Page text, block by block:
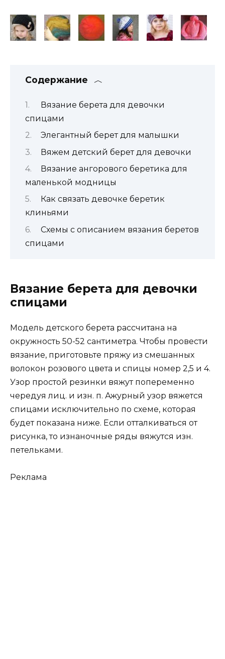
Содержание
Вязание берета для девочки
спицами
Элегантный берет для малышки
Вяжем детский берет для девочки
Вязание ангорового беретика для
маленькой модницы
Как связать девочке беретик
клиньями
Схемы с описанием вязания беретов
спицами
Вязание берета для девочки
спицами
Модель детского берета рассчитана на
окружность 50-52 сантиметра. Чтобы провести
вязание, приготовьте пряжу из смешанных
волокон розового цвета и спицы номер 2,5 и 4.
Узор простой резинки вяжут попеременно
чередуя лиц. и изн. п. Ажурный узор вяжется
спицами исключительно по схеме, которая
будет показана ниже. Если отталкиваться от
рисунка, то изнаночные ряды вяжутся изн.
петельками.
Реклама